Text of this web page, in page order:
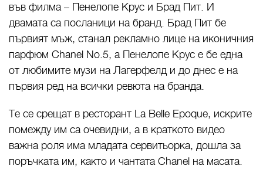
във филма – Пенелопе Крус и Брад Пит. И
двамата са посланици на бранд. Брад Пит бе
първият мъж, станал рекламно лице на иконичния
парфюм Chanel No.5, а Пенелопе Крус е бе една
от любимите музи на Лагерфелд и до днес е на
първия ред на всички ревюта на бранда.
Те се срещат в ресторант La Belle Epoque, искрите
помежду им са очевидни, а в краткото видео
важна роля има младата сервитьорка, дошла за
поръчката им, както и чантата Chanel на масата.